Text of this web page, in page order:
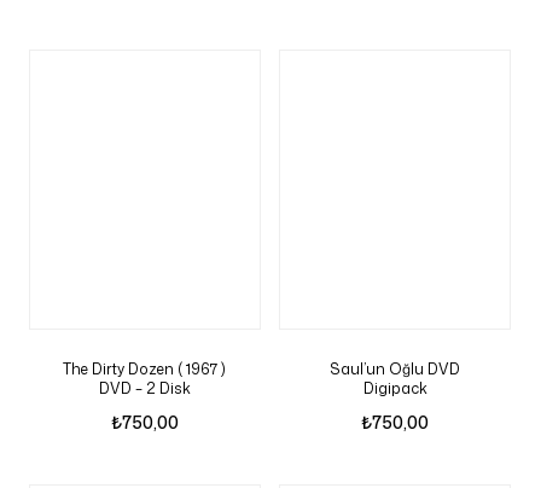
The Dirty Dozen ( 1967 )
DVD – 2 Disk
₺750,00
Saul’un Oğlu DVD
Digipack
₺750,00